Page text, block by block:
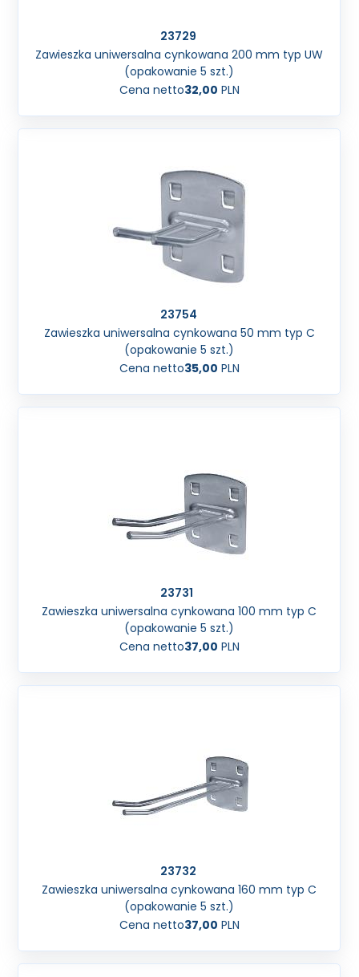
23729
Zawieszka uniwersalna cynkowana 200 mm typ UW
(opakowanie 5 szt.)
Cena netto32,00 PLN
23754
Zawieszka uniwersalna cynkowana 50 mm typ C
(opakowanie 5 szt.)
Cena netto35,00 PLN
23731
Zawieszka uniwersalna cynkowana 100 mm typ C
(opakowanie 5 szt.)
Cena netto37,00 PLN
23732
Zawieszka uniwersalna cynkowana 160 mm typ C
(opakowanie 5 szt.)
Cena netto37,00 PLN